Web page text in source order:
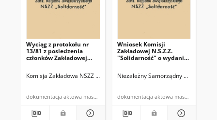
Wyciąg z protokołu nr
13/81 z posiedzenia
członków Zakładowej
branżowych z dnia
Komisja Zakładowa NSZZ "Solidarność" w Miedziance Kieleckie
dokumentacja aktowa maszynopis
Wniosek Komisji
Zakładowej N.S.Z.Z.
"Solidarność" o wydanie
Niezależny Samorządny Związek
dokumentacja aktowa maszynopis